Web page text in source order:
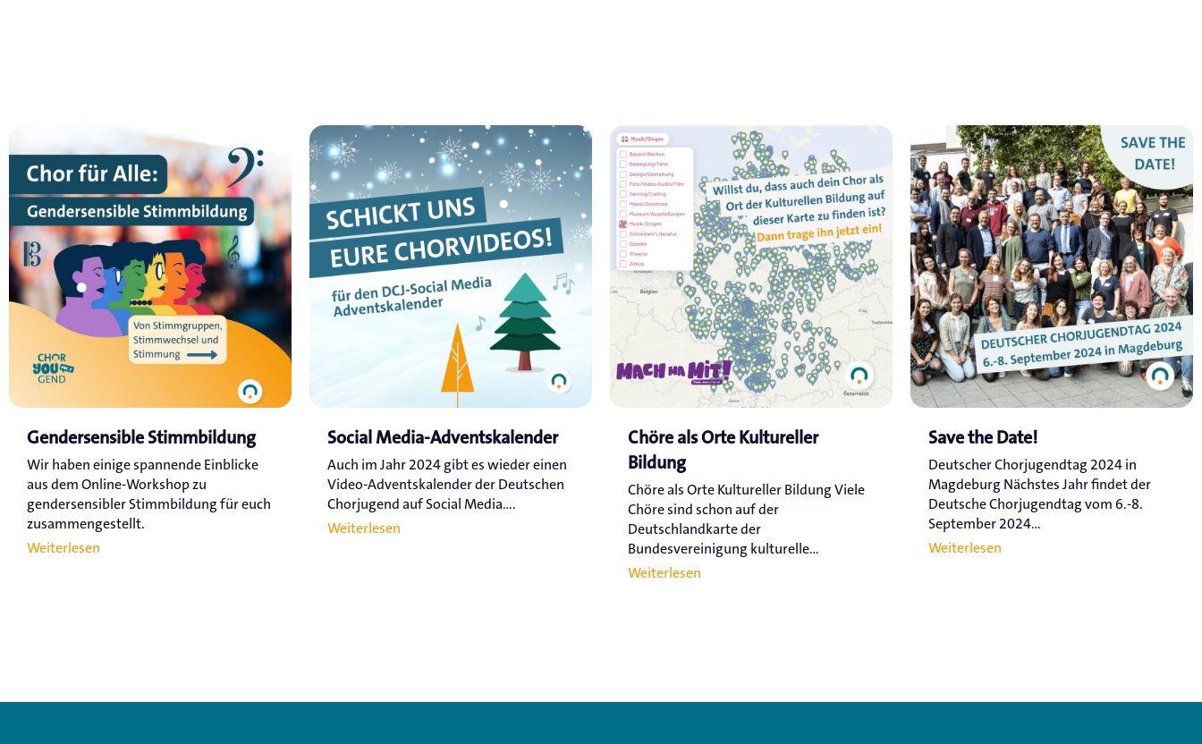
Gendersensible Stimmbildung
Wir haben einige spannende Einblicke
aus dem Online-Workshop zu
gendersensibler Stimmbildung für euch
zusammengestellt.
Weiterlesen
Social Media-Adventskalender
Auch im Jahr 2024 gibt es wieder einen
Video-Adventskalender der Deutschen
Chorjugend auf Social Media....
Weiterlesen
Chöre als Orte Kultureller
Bildung
Chöre als Orte Kultureller Bildung Viele
Chöre sind schon auf der
Deutschlandkarte der
Bundesvereinigung kulturelle...
Weiterlesen
Save the Date!
Deutscher Chorjugendtag 2024 in
Magdeburg Nächstes Jahr findet der
Deutsche Chorjugendtag vom 6.-8.
September 2024...
Weiterlesen